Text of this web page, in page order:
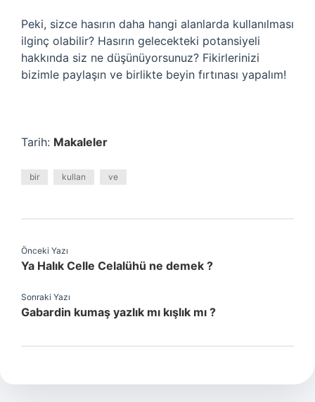
Peki, sizce hasırın daha hangi alanlarda kullanılması
ilginç olabilir? Hasırın gelecekteki potansiyeli
hakkında siz ne düşünüyorsunuz? Fikirlerinizi
bizimle paylaşın ve birlikte beyin fırtınası yapalım!
Tarih: Makaleler
bir kullan ve
Önceki Yazı
Ya Halık Celle Celalühü ne demek ?
Sonraki Yazı
Gabardin kumaş yazlık mı kışlık mı ?